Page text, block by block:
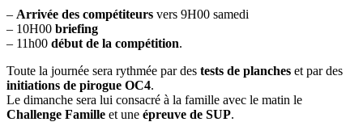
– Arrivée des compétiteurs vers 9H00 samedi
– 10H00 briefing
– 11h00 début de la compétition.
Toute la journée sera rythmée par des tests de planches et par des
initiations de pirogue OC4.
Le dimanche sera lui consacré à la famille avec le matin le
Challenge Famille et une épreuve de SUP.